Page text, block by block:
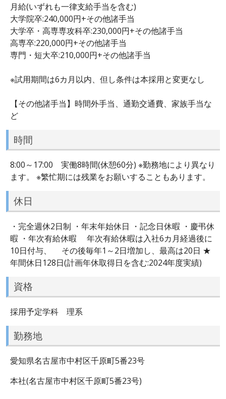
月給(いずれも一律支給手当を含む)
大学院卒:240,000円+その他諸手当
大学卒・高専専攻科卒:230,000円+その他諸手当
高専卒:220,000円+その他諸手当
専門・短大卒:210,000円+その他諸手当
※試用期間は6カ月以内、但し条件は本採用と変更なし
【その他諸手当】時間外手当、通勤交通費、家族手当な
ど
時間
8:00～17:00 実働8時間(休憩60分) ※勤務地により異なり
ます。 ※繁忙期には残業をお願いすることもあります。
休日
・完全週休2日制 ・年末年始休日 ・記念日休暇 ・慶弔休
暇 ・年次有給休暇 年次有給休暇は入社6カ月経過後に
10日付与、 その後毎年1～2日増加し、最高は20日 ★
年間休日128日(計画年休取得日を含む:2024年度実績)
資格
採用予定学科 理系
勤務地
愛知県名古屋市中村区千原町5番23号
本社(名古屋市中村区千原町5番23号)